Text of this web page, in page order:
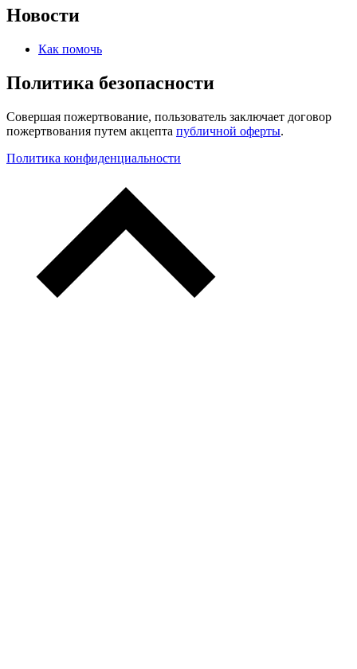
Новости
Как помочь
Политика безопасности
Совершая пожертвование, пользователь заключает договор
пожертвования путем акцепта публичной оферты.
Политика конфиденциальности